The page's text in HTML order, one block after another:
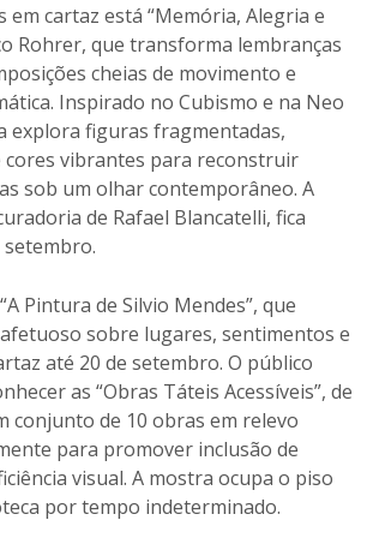
em cartaz está “Memória, Alegria e
Rohrer, que transforma lembranças
cheias de movimento e
Inspirado no Cubismo e na Neo
explora figuras fragmentadas,
cores vibrantes para reconstruir
sob um olhar contemporâneo. A
de Rafael Blancatelli, fica
Pintura de Silvio Mendes”, que
sobre lugares, sentimentos e
até 20 de setembro. O público
as “Obras Táteis Acessíveis”, de
conjunto de 10 obras em relevo
para promover inclusão de
visual. A mostra ocupa o piso
por tempo indeterminado.